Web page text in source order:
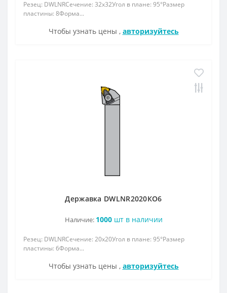
Резец: DWLNRСечение: 32x32Угол в плане: 95°Размер
пластины: 8Форма...
Чтобы узнать цены , авторизуйтесь
Державка DWLNR2020КО6
Наличие: 1000шт в наличии
Резец: DWLNRСечение: 20x20Угол в плане: 95°Размер
пластины: 6Форма...
Чтобы узнать цены , авторизуйтесь